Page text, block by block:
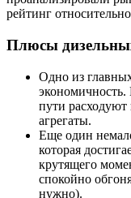
рейтинг
Плюсы
Одно из
пути
агрегаты.
Еще один
которая
крутящего
спокойно
нужно).